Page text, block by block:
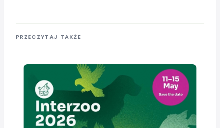
PRZECZYTAJ TAKŻE